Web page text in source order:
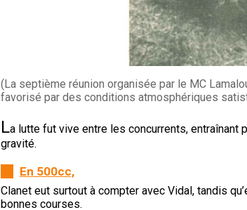
(La septième réunion organisée par le MC
favorisé par des conditions atmosphériques
La lutte fut vive entre les concurrents, entraînant
gravité.
En 500cc,
Clanet eut surtout à compter avec Vidal, tandis
bonnes courses.